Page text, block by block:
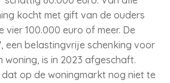
kocht met gift van de ouders
vier 100.000 euro of meer. De
een belastingvrije schenking voor
is in 2023 afgeschaft.
dat op de woningmarkt nog niet te